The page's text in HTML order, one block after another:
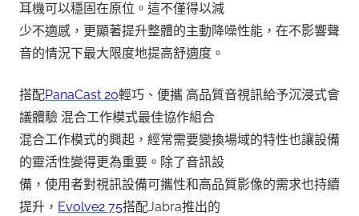
耳機可以穩固在原位。這不僅得以減
少不適感，更顯著提升整體的主動降噪性能，在不影響聲
音的情況下最大限度地提高舒適度。
搭配PanaCast 20輕巧、便攜 高品質音視訊給予沉浸式會
議體驗 混合工作模式最佳協作組合
混合工作模式的興起，經常需要變換場域的特性也讓設備
的靈活性變得更為重要。除了音訊設
備，使用者對視訊設備可攜性和高品質影像的需求也持續
提升， Evolve2 75搭配Jabra推出的